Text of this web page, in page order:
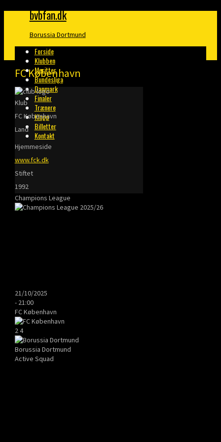
bvbfan.dk
Borussia Dortmund
Forside
Klubben
Meritter
Bundesliga
Danmark
Finaler
Trænere
Klopp
Billetter
Kontakt
FC København
Klub
FC København
Land
Hjemmeside
www.fck.dk
Stiftet
1992
Champions League
21/10/2025
- 21:00
FC København
2 4
Borussia Dortmund
Active Squad